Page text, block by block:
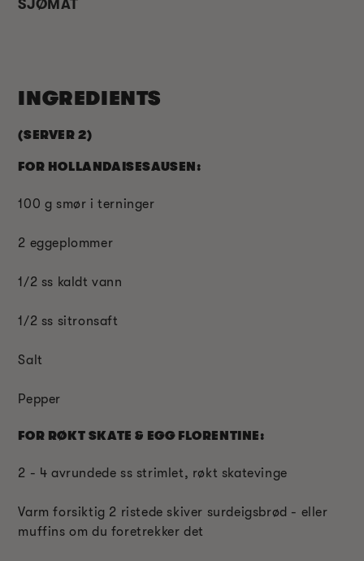
SJØMAT
INGREDIENTS
(SERVER 2)
FOR HOLLANDAISESAUSEN:
100 g smør i terninger
2 eggeplommer
1/2 ss kaldt vann
1/2 ss sitronsaft
Salt
Pepper
FOR RØKT SKATE & EGG FLORENTINE:
2 - 4 avrundede ss strimlet, røkt skatevinge
Varm forsiktig 2 ristede skiver surdeigsbrød - eller
muffins om du foretrekker det